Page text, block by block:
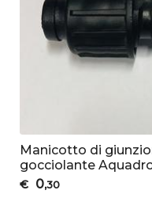
Manicotto di
gocciolante
€ 0,30